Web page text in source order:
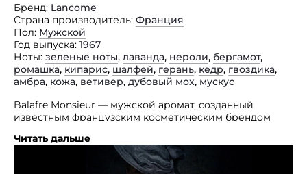
Бренд Lancome
Страна производитель Франция
Пол Мужской
Год выпуска 1967
Ноты зеленые ноты, лаванда, нероли, бергамот,
ромашка, кипарис, шалфей, герань, кедр, гвоздика,
амбра, кожа, ветивер, дубовый мох, мускус
Balafre Monsieur — мужской аромат, созданный
известным французским косметическим брендом
Эта древесно-шипровая композиция, ставшая
образцом по-настоящему классического всегда
Читать дальше